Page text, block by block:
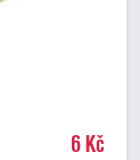
6 Kč